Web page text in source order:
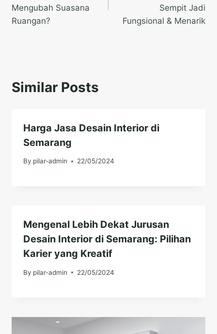
Mengubah Suasana
Ruangan?
Sempit Jadi
Fungsional & Menarik
Similar Posts
Harga Jasa Desain Interior di
Semarang
By pilar-admin 22/05/2024
Mengenal Lebih Dekat Jurusan
Desain Interior di Semarang: Pilihan
Karier yang Kreatif
By pilar-admin 22/05/2024